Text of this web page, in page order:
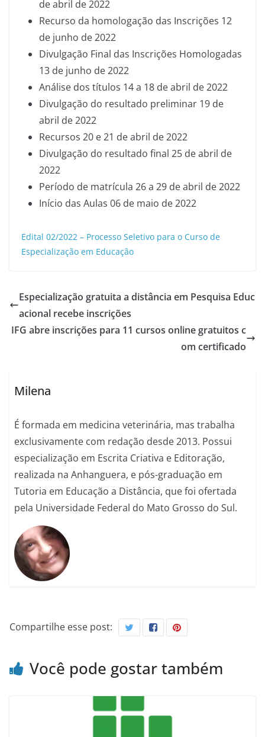
de abril de 2022
Recurso da homologação das Inscrições 12
de junho de 2022
Divulgação Final das Inscrições Homologadas
13 de junho de 2022
Análise dos títulos 14 a 18 de abril de 2022
Divulgação do resultado preliminar 19 de
abril de 2022
Recursos 20 e 21 de abril de 2022
Divulgação do resultado final 25 de abril de
2022
Período de matrícula 26 a 29 de abril de 2022
Início das Aulas 06 de maio de 2022
Edital 02/2022 – Processo Seletivo para o Curso de
Especialização em Educação
Especialização gratuita a distância em Pesquisa Educ
acional recebe inscrições
IFG abre inscrições para 11 cursos online gratuitos c
om certificado
Milena
É formada em medicina veterinária, mas trabalha
exclusivamente com redação desde 2013. Possui
especialização em Escrita Criativa e Editoração,
realizada na Anhanguera, e pós-graduação em
Tutoria em Educação a Distância, que foi ofertada
pela Universidade Federal do Mato Grosso do Sul.
Compartilhe esse post:
Você pode gostar também